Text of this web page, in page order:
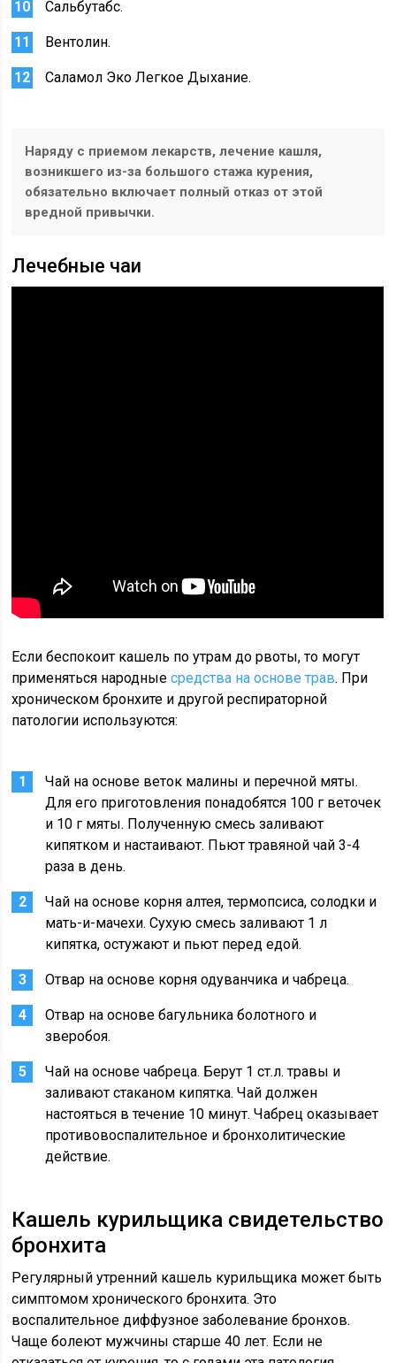
Сальбутабс.
Вентолин.
Саламол Эко Легкое Дыхание.
Наряду с приемом лекарств, лечение кашля,
возникшего из-за большого стажа курения,
обязательно включает полный отказ от этой
вредной привычки.
Лечебные чаи
Если беспокоит кашель по утрам до рвоты, то могут
применяться народныесредства на основе трав. При
хроническом бронхите и другой респираторной
патологии используются:
Чай на основе веток малины и перечной мяты.
Для его приготовления понадобятся 100 г веточек
и 10 г мяты. Полученную смесь заливают
кипятком и настаивают. Пьют травяной чай 3-4
раза в день.
Чай на основе корня алтея, термопсиса, солодки и
мать-и-мачехи. Сухую смесь заливают 1 л
кипятка, остужают и пьют перед едой.
Отвар на основе корня одуванчика и чабреца.
Отвар на основе багульника болотного и
зверобоя.
Чай на основе чабреца. Берут 1 ст.л. травы и
заливают стаканом кипятка. Чай должен
настояться в течение 10 минут. Чабрец оказывает
противовоспалительное и бронхолитические
действие.
Кашель курильщика свидетельство
бронхита
Регулярный утренний кашель курильщика может быть
симптомом хронического бронхита. Это
воспалительное диффузное заболевание бронхов.
Чаще болеют мужчины старше 40 лет. Если не